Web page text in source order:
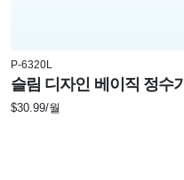
P-6320L
슬림 디자인 베이직 정수기
$30.99/월